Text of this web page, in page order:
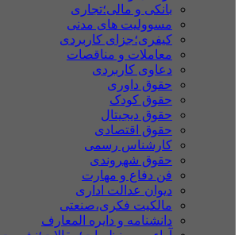
بانکی و مالی؛تجاری
مسوولیت های مدنی
کیفری؛جزای کاربردی
معاملات و مناقصات
دعاوی کاربردی
حقوق داوری
حقوق کودک
حقوق دیجیتال
حقوق اقتصادی
کارشناس رسمی
حقوق شهروندی
فن دفاع و مهارت
دیوان عدالت اداری
مالکیت فکری،صنعتی
دانشنامه و دایره المعارف